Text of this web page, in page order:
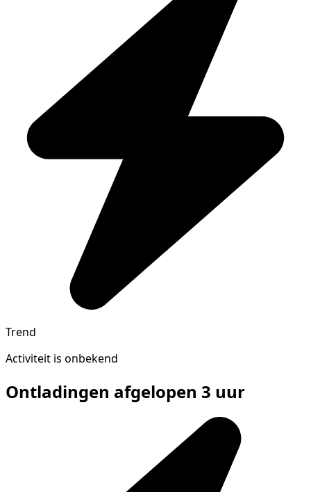
Trend
Activiteit is onbekend
Ontladingen afgelopen 3 uur